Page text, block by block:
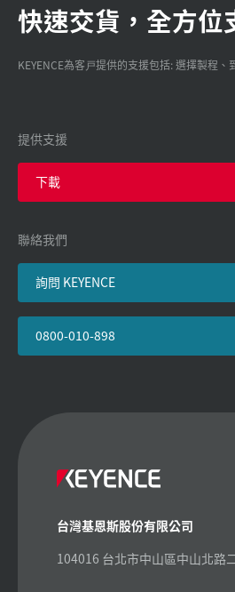
快速交貨，全方位
KEYENCE為客戸提供的支援包括: 選擇製程、
提供支援
下載
聯絡我們
詢問 KEYENCE
0800-010-898
台灣基恩斯股份有限公司
104016 台北市中山區中山北路